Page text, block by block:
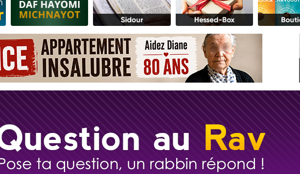
3 personnes viennent de faire un don pour 5 jours de vacances aux Orphelins
Odaya vient de donner son Maasser
13 personnes viennent de demander une bénédiction
2 personnes viennent de nous rejoindre sur WhatsApp
30 personnes viennent de faire un don pour Sauvez la jambe de Yohan
12 nouvelles musiques dans Torah-Box Music
Il reste 49 places pour étudier en groupe sur Zoom
3 personnes viennent de nous rejoindre sur WhatsApp
2 personnes viennent de nous rejoindre sur WhatsApp
2 nouvelles musiques dans Torah-Box Music
3 personnes viennent de nous rejoindre sur WhatsApp
8 personnes viennent de faire un don pour Tsédaka : pauvres d'Israel